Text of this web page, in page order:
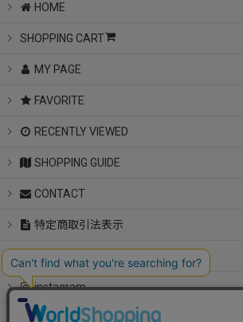
HOME
SHOPPING CART
MY PAGE
FAVORITE
RECENTLY VIEWED
SHOPPING GUIDE
CONTACT
特定商取引法表示
Notice
instagram
LINE